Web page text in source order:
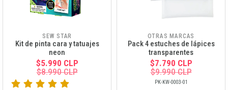
SEW STAR
Kit de pinta cara y tatuajes
neon
$5.990 CLP
$8.990 CLP
OTRAS MARCAS
Pack 4 estuches de lápices
transparentes
$7.790 CLP
$9.990 CLP
PK-KW-0003-01